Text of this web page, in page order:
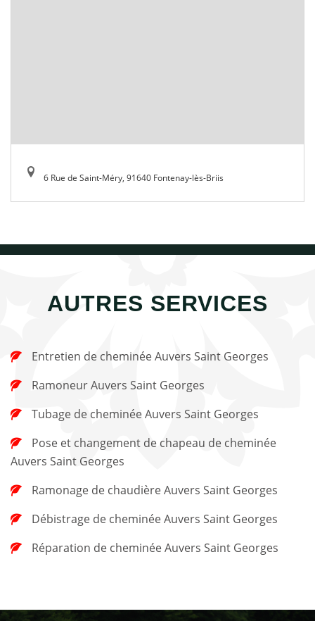
6 Rue de Saint-Méry, 91640 Fontenay-lès-Briis
AUTRES SERVICES
Entretien de cheminée Auvers Saint Georges
Ramoneur Auvers Saint Georges
Tubage de cheminée Auvers Saint Georges
Auvers Saint Georges
Ramonage de chaudière Auvers Saint Georges
Débistrage de cheminée Auvers Saint Georges
Réparation de cheminée Auvers Saint Georges